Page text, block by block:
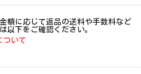
額に応じて返品の送料や手数料など
以下をご確認ください。
ついて